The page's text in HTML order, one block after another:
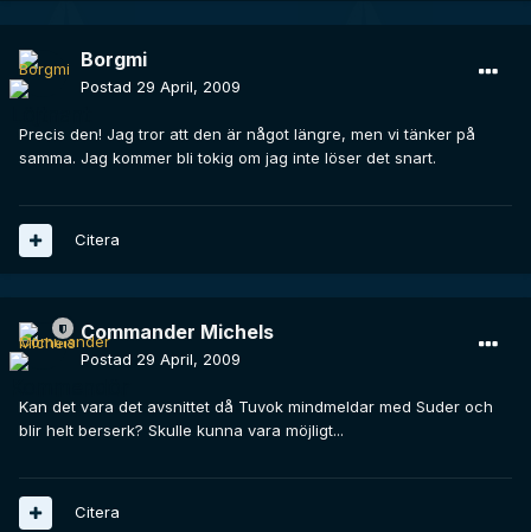
Borgmi
Postad 29 April, 2009
Precis den! Jag tror att den är något längre, men vi tänker på
samma. Jag kommer bli tokig om jag inte löser det snart.
Citera
Commander Michels
Postad 29 April, 2009
Kan det vara det avsnittet då Tuvok mindmeldar med Suder och
blir helt berserk? Skulle kunna vara möjligt...
Citera